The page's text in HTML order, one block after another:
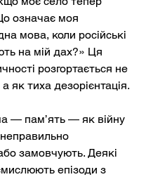
означає моя
мова, коли російські
на мій дах?» Ця
розгортається не
як тиха дезорієнтація.
— пам’ять — як війну
замовчують. Деякі
епізоди з